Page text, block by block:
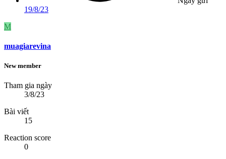
19/8/23
M
muagiarevina
New member
Tham gia ngày
3/8/23
Bài viết
15
Reaction score
0